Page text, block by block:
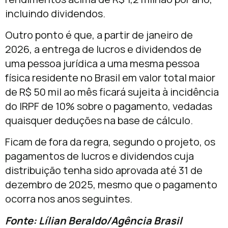
incluindo dividendos.
Outro ponto é que, a partir de janeiro de
2026, a entrega de lucros e dividendos de
uma pessoa jurídica a uma mesma pessoa
física residente no Brasil em valor total maior
de R$ 50 mil ao mês ficará sujeita à incidência
do IRPF de 10% sobre o pagamento, vedadas
quaisquer deduções na base de cálculo.
Ficam de fora da regra, segundo o projeto, os
pagamentos de lucros e dividendos cuja
distribuição tenha sido aprovada até 31 de
dezembro de 2025, mesmo que o pagamento
ocorra nos anos seguintes.
Fonte: Lílian Beraldo/Agência Brasil